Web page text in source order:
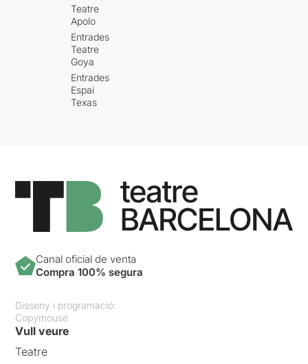
Teatre
Apolo
Entrades
Teatre
Goya
Entrades
Espai
Texas
Canal oficial de venta
Compra 100% segura
Disseny i programació:
Copymouse
Vull veure
Teatre